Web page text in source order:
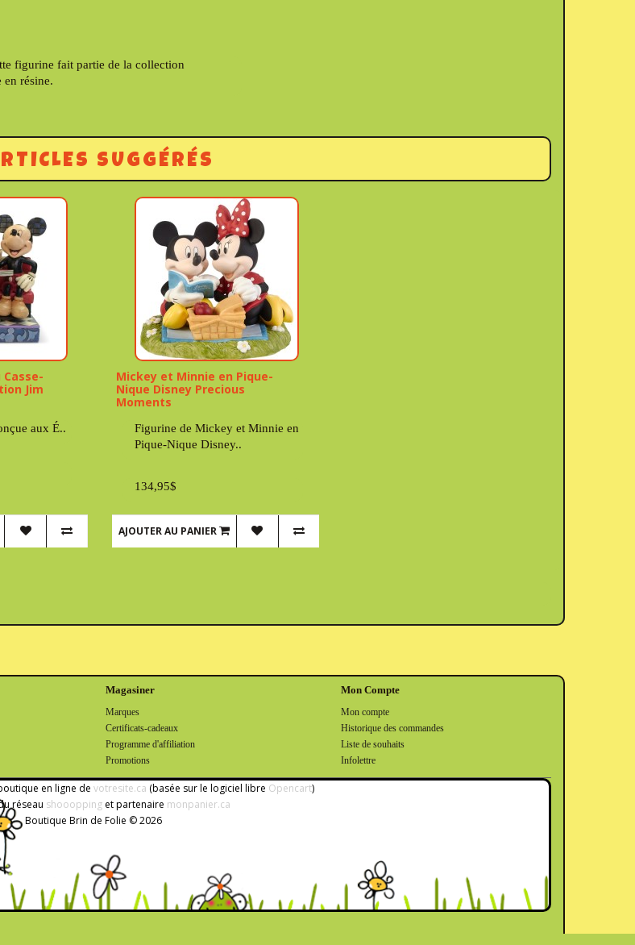
figurine fait partie de la collection
résine.
SUGGÉRÉS
Jim
aux É..
Mickey et Minnie en Pique-
Nique Disney Precious
Moments
Figurine de Mickey et Minnie en
Pique-Nique Disney..
134,95$
AJOUTER AU PANIER
Magasiner
Marques
Certificats-cadeaux
Programme d'affiliation
Promotions
Mon Compte
Mon compte
Historique des commandes
Liste de souhaits
Infolettre
en ligne de votresite.ca (basée sur le logiciel libre Opencart)
réseau shooopping et partenaire monpanier.ca
Boutique Brin de Folie © 2026